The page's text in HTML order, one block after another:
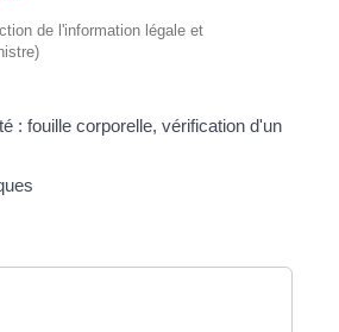
de l'information légale et
: fouille corporelle, vérification d'un